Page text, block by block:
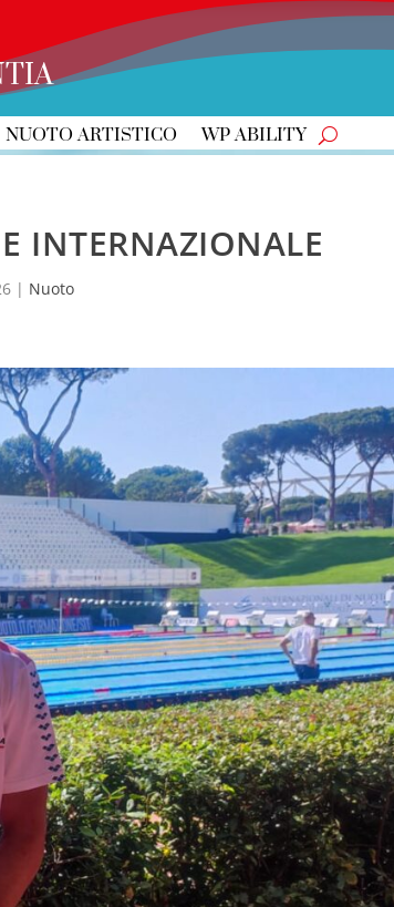
NUOTO ARTISTICO WP ABILITY
INTERNAZIONALE
| Nuoto